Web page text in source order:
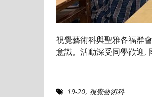
視覺藝術科與聖雅各福群
意識。活動深受同學歡迎,
19-20, 視覺藝術科